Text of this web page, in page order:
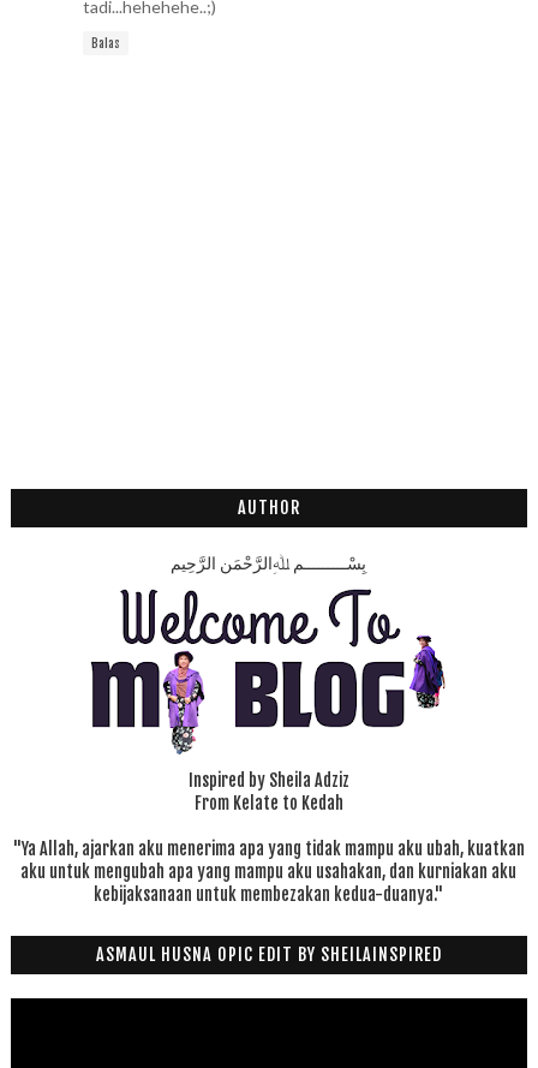
tadi...hehehehe..;)
Balas
AUTHOR
بِسْـــــــــمِ ﷲِالرَّحْمَنِ الرَّحِيم
Inspired by Sheila Adziz
From Kelate to Kedah
"Ya Allah, ajarkan aku menerima apa yang tidak mampu aku ubah, kuatkan
aku untuk mengubah apa yang mampu aku usahakan, dan kurniakan aku
kebijaksanaan untuk membezakan kedua-duanya."
ASMAUL HUSNA OPIC EDIT BY SHEILAINSPIRED